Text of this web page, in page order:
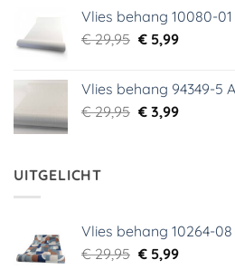
€ 39,00.€ 5,99.
Vlies behang 10080-
€29,95 Oorspronkelijke
€ 29,95.
€5,99Huidige
€ 5,99.
Vlies behang 94349-5
€29,95 Oorspronkelijke
€3,99Huidige
UITGELICHT
Vlies behang 10264-
€29,95 Oorspronkelijke
€5,99Huidige